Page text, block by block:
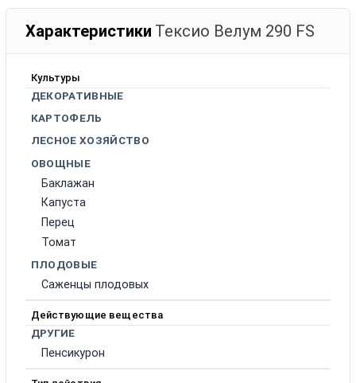
Характеристики Тексио Велум 290 FS
Культуры
ДЕКОРАТИВНЫЕ
КАРТОФЕЛЬ
ЛЕСНОЕ ХОЗЯЙСТВО
ОВОЩНЫЕ
Баклажан
Капуста
Перец
Томат
ПЛОДОВЫЕ
Саженцы плодовых
Действующие вещества
ДРУГИЕ
Пенсикурон